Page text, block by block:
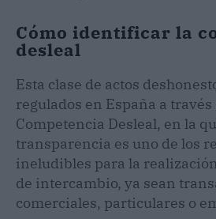
Cómo identificar la
desleal
Esta clase de actos
regulados en España a través
Competencia Desleal, en la
transparencia es uno de los
ineludibles para la
de intercambio, ya sean
comerciales, particulares o